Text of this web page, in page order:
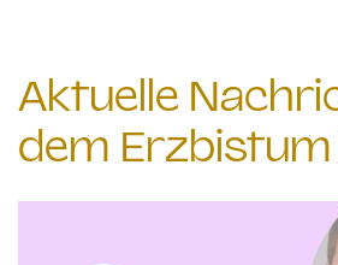
Aktuelle
dem Erzbistum